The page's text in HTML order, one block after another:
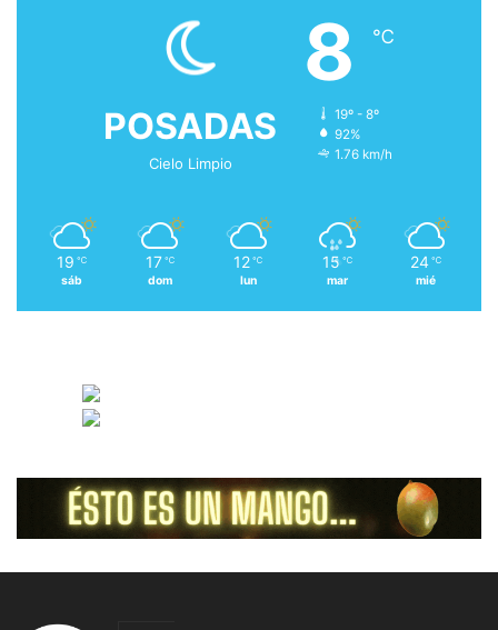
POSADAS
Cielo Limpio
8 ℃
19º - 8º
92%
1.76 km/h
19 ℃
sáb
17 ℃
dom
12 ℃
lun
15 ℃
mar
24 ℃
mié